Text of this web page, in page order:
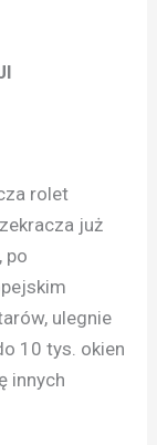
rolet
już
po
ulegnie
10 tys. okien
innych